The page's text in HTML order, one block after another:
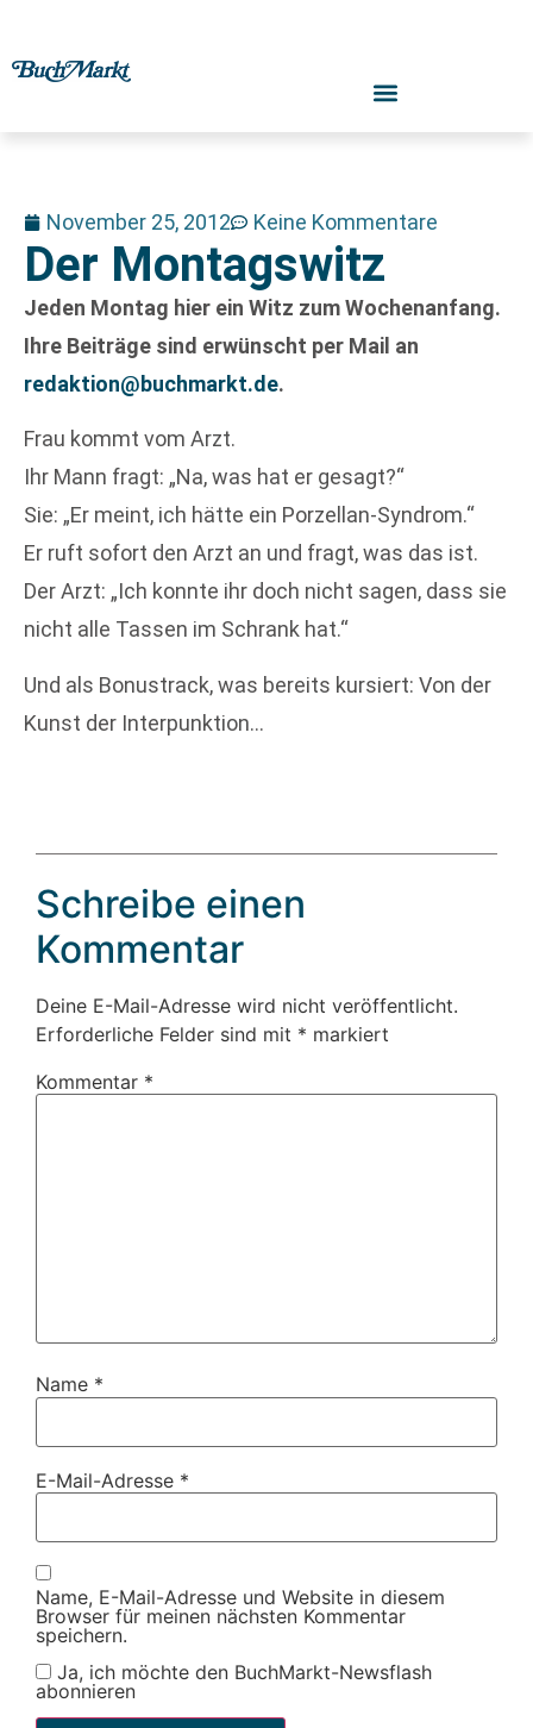
November 25, 2012 Keine Kommentare
Der Montagswitz
Jeden Montag hier ein Witz zum Wochenanfang.
Ihre Beiträge sind erwünscht per Mail an
redaktion@buchmarkt.de.
Frau kommt vom Arzt.
Ihr Mann fragt: „Na, was hat er gesagt?“
Sie: „Er meint, ich hätte ein Porzellan-Syndrom.“
Er ruft sofort den Arzt an und fragt, was das ist.
Der Arzt: „Ich konnte ihr doch nicht sagen, dass sie
nicht alle Tassen im Schrank hat.“
Und als Bonustrack, was bereits kursiert: Von der
Kunst der Interpunktion…
Schreibe einen
Kommentar
Deine E-Mail-Adresse wird nicht veröffentlicht.
Erforderliche Felder sind mit * markiert
Kommentar *
Name *
E-Mail-Adresse *
Name, E-Mail-Adresse und Website in diesem
Browser für meinen nächsten Kommentar
speichern.
Ja, ich möchte den BuchMarkt-Newsflash
abonnieren